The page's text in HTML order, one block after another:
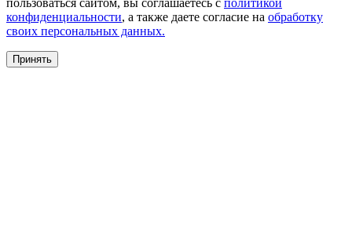
пользоваться сайтом, вы соглашаетесь с политикой
конфиденциальности, а также даете согласие на обработку
своих персональных данных.
Принять